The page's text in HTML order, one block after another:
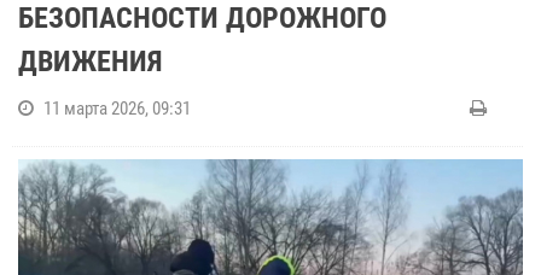
БЕЗОПАСНОСТИ ДОРОЖНОГО
ДВИЖЕНИЯ
11 марта 2026, 09:31